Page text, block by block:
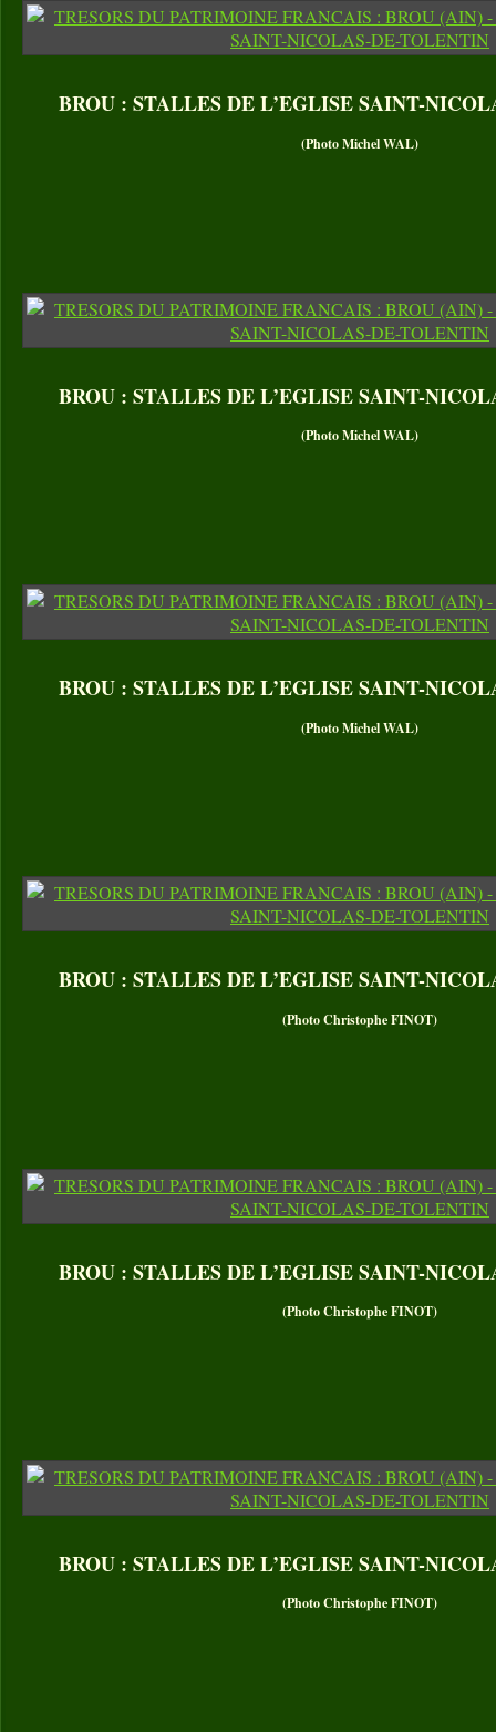
BROU : STALLES DE L’EGLISE SAINT-
(Photo Michel WAL)
BROU : STALLES DE L’EGLISE SAINT-
(Photo Michel WAL)
BROU : STALLES DE L’EGLISE SAINT-
(Photo Michel WAL)
BROU : STALLES DE L’EGLISE SAINT-
(Photo Christophe FINOT)
BROU : STALLES DE L’EGLISE SAINT-
(Photo Christophe FINOT)
BROU : STALLES DE L’EGLISE SAINT-
(Photo Christophe FINOT)